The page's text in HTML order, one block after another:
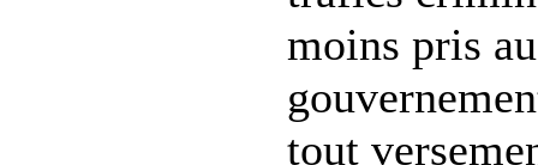
moins pris
tout